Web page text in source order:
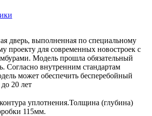
дверь, выполненная по специальному
проекту для современных новостроек с
Модель прошла обязательный
Согласно внутренним стандартам
может обеспечить бесперебойный
20 лет
уплотнения.Толщина (глубина)
115мм.